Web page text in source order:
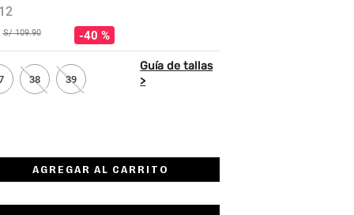
S/ 109.90 40 %
38 39
AGREGAR AL CARRITO